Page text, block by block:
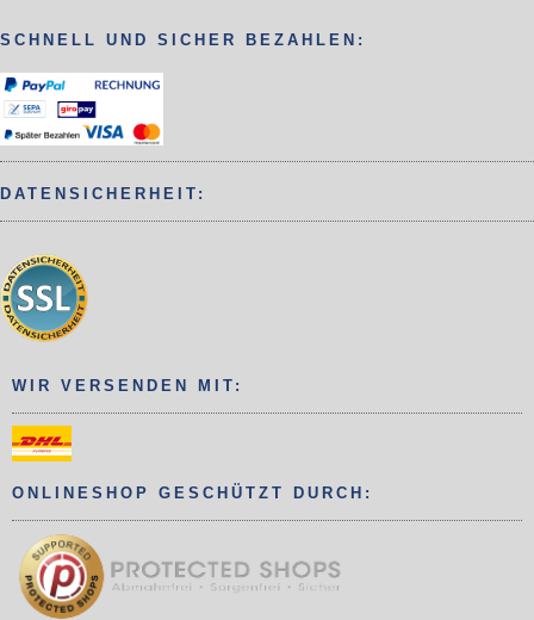
SCHNELL UND SICHER BEZAHLEN:
DATENSICHERHEIT:
WIR VERSENDEN MIT:
ONLINESHOP GESCHÜTZT DURCH: